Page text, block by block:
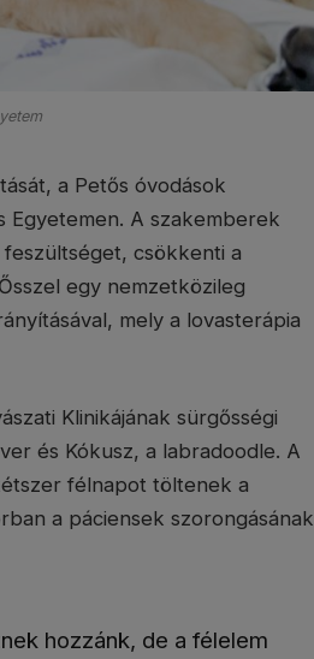
a Petős óvodások
Egyetemen. A szakemberek
csökkenti a
egy nemzetközileg
mely a lovasterápia
Klinikájának sürgősségi
és Kókusz, a labradoodle. A
félnapot töltenek a
a páciensek szorongásának
hozzánk, de a félelem